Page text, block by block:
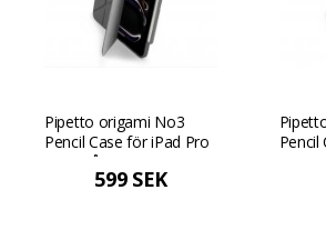
Pipetto origami No3
Pencil Case för iPad Pro
11 - Grå
599 SEK
Pencil